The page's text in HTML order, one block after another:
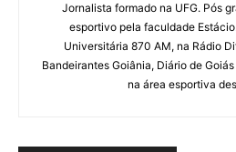
Jornalista formado na UFG. Pós
esportivo pela faculdade
Universitária 870 AM, na Rádio
Bandeirantes Goiânia, Diário de
na área esportiva